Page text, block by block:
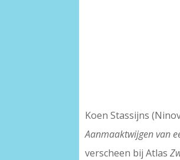
Koen Stassijns
Aanmaaktwijgen van
verscheen bij Atlas